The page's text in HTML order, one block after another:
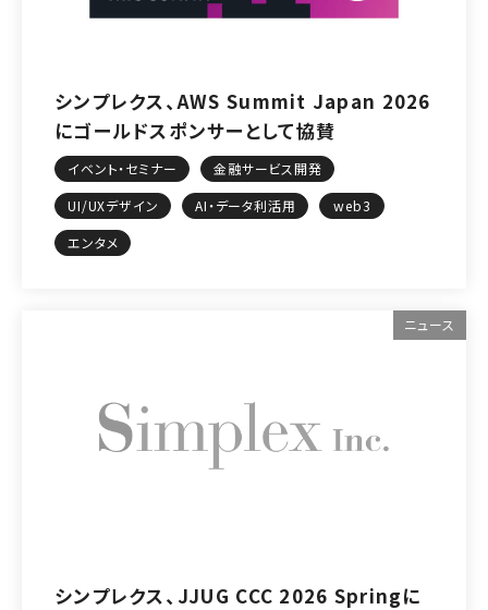
シンプレクス、AWS Summit Japan 2026
にゴールドスポンサーとして協賛
イベント・セミナー
金融サービス開発
UI/UXデザイン
AI・データ利活用
web3
エンタメ
ニュース
シンプレクス、JJUG CCC 2026 Springに